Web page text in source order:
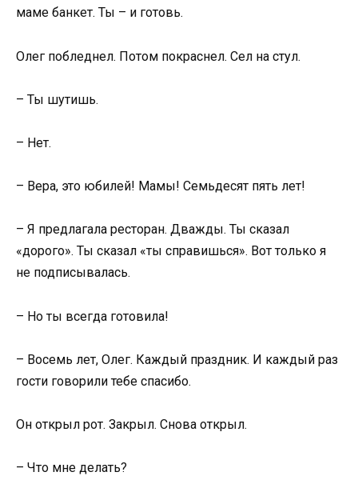
маме банкет. Ты – и готовь.
Олег побледнел. Потом покраснел. Сел на стул.
– Ты шутишь.
– Нет.
– Вера, это юбилей! Мамы! Семьдесят пять лет!
– Я предлагала ресторан. Дважды. Ты сказал
«дорого». Ты сказал «ты справишься». Вот только я
не подписывалась.
– Но ты всегда готовила!
– Восемь лет, Олег. Каждый праздник. И каждый раз
гости говорили тебе спасибо.
Он открыл рот. Закрыл. Снова открыл.
– Что мне делать?